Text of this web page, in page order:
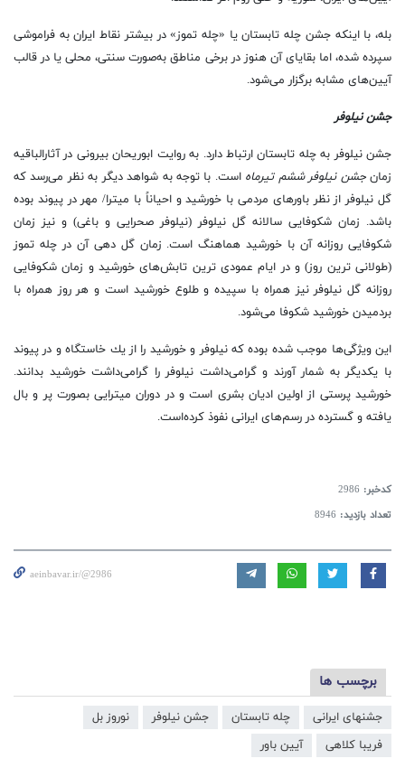
بله، با اینکه جشن چله تابستان یا «چله تموز» در بیشتر نقاط ایران به فراموشی
سپرده شده، اما بقایای آن هنوز در برخی مناطق به‌صورت سنتی، محلی یا در قالب
آیین‌های مشابه برگزار می‌شود.
جشن نیلوفر
جشن نیلوفر به چله تابستان ارتباط دارد. به روایت ابوریحان بیرونی در آثارالباقیه
زمانجشن نیلوفر ششم تیرماهاست. با توجه به شواهد دیگر به نظر می‌رسد كه
گل نیلوفر از نظر باورهای مردمی با خورشید و احیاناً با میترا/ مهر در پیوند بوده
باشد. زمان شكوفایی سالانه گل نیلوفر (نیلوفر صحرایی و باغی) و نیز زمان
شكوفایی روزانه آن با خورشید هماهنگ است. زمان گل دهی آن در چله تموز
(طولانی ترین روز) و در ایام عمودی ترین تابش‌های خورشید و زمان شكوفایی
روزانه گل نیلوفر نیز همراه با سپیده و طلوع خورشید است و هر روز همراه با
بردمیدن خورشید شكوفا می‌شود.
این ویژگی‌ها موجب شده بوده كه نیلوفر و خورشید را از یك خاستگاه و در پیوند
با یكدیگر به شمار آورند و گرامی‌داشت نیلوفر را گرامی‌داشت خورشید بدانند.
خورشید پرستی از اولین ادیان بشری است و در دوران میترایی بصورت پر و بال
یافته و گسترده در رسم‌های ایرانی نفوذ كرده‌است.
کدخبر: 2986
تعداد بازدید: 8946
aeinbavar.ir/@2986
برچسب ها
جشنهای ایرانی چله تابستان جشن نیلوفر
نوروز بل
فریبا کلاهی
آیین باور